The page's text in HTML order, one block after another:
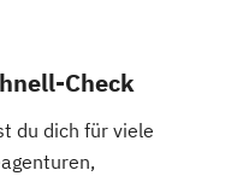
Check
du dich für viele